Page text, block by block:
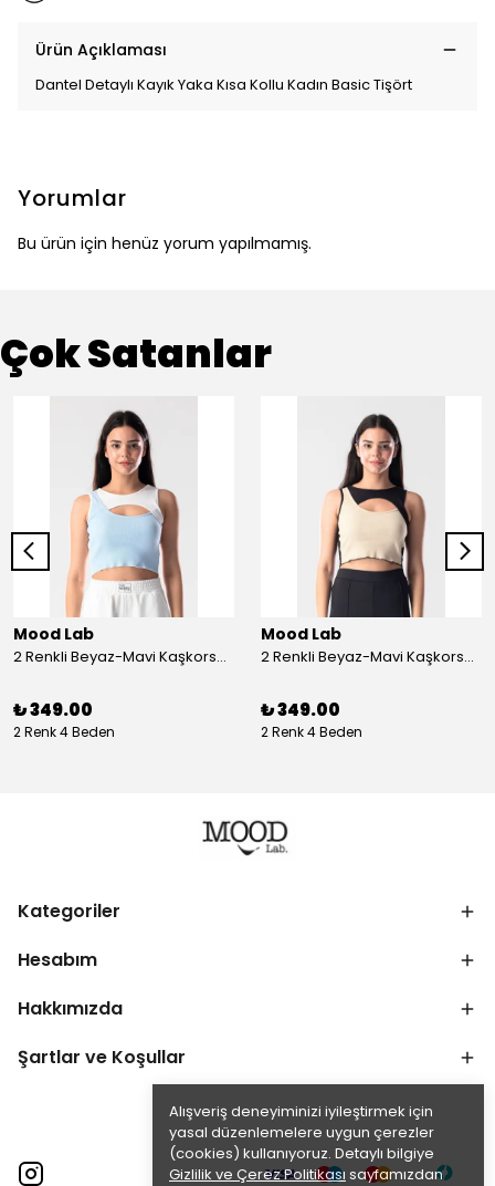
Alışveriş deneyiminizi iyileştirmek için
yasal düzenlemelere uygun çerezler
(cookies) kullanıyoruz. Detaylı bilgiye
Gizlilik ve Çerez Politikası sayfamızdan
Ürün Açıklaması
Dantel Detaylı Kayık Yaka Kısa Kollu Kadın Basic Tişört
Yorumlar
Bu ürün için henüz yorum yapılmamış.
Çok Satanlar
Mood Lab
2 Renkli Beyaz-Mavi Kaşkorse Asimetrik Crop Atlet Bluz Top - beyaz-mavi
₺ 349.00
2 Renk 4 Beden
Mood Lab
2 Renkli Beyaz-Mavi Kaşkorse Asimetrik Crop Atlet Bluz Top - siyah-bej
₺ 349.00
2 Renk 4 Beden
Kategoriler
Hesabım
Hakkımızda
Şartlar ve Koşullar